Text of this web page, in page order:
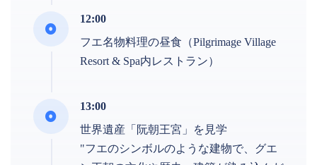
12:00
フエ名物料理の昼食（Pilgrimage Village
Resort & Spa内レストラン）
13:00
世界遺産「阮朝王宮」を見学
"フエのシンボルのような建物で、グエ